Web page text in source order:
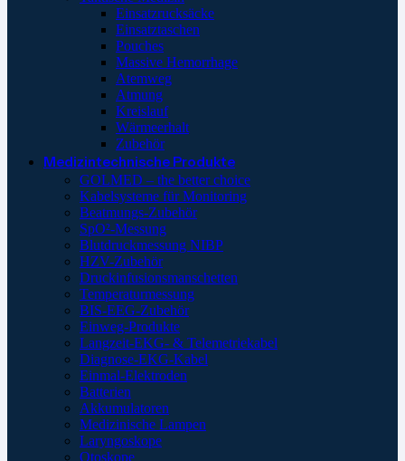
Einsatzrucksäcke
Einsatztaschen
Pouches
Massive Hemorrhage
Atemweg
Atmung
Kreislauf
Wärmeerhalt
Zubehör
Medizintechnische Produkte
GOLMED – the better choice
Kabelsysteme für Monitoring
Beatmungs-Zubehör
SpO²-Messung
Blutdruckmessung NIBP
HZV-Zubehör
Druckinfusionsmanschetten
Temperaturmessung
BIS-EEG-Zubehör
Einweg-Produkte
Langzeit-EKG- & Telemetriekabel
Diagnose-EKG-Kabel
Einmal-Elektroden
Batterien
Akkumulatoren
Medizinische Lampen
Laryngoskope
Otoskope